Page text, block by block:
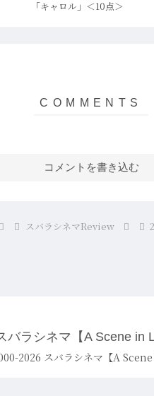
「キャロル」＜10点＞
コメントを書き込む
スバラシネマReview
バラシネマ【A Scene in
2026 スバラシネマ【A